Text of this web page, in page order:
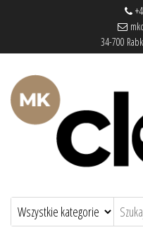
34-700
mkclogs – sklep